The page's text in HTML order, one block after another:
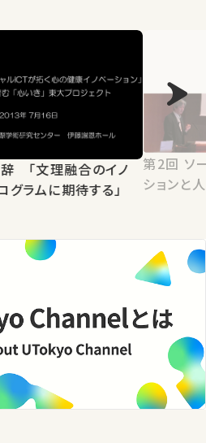
グラムに期待する」
第2回 ソーシャルICTによるイノベー
ションと